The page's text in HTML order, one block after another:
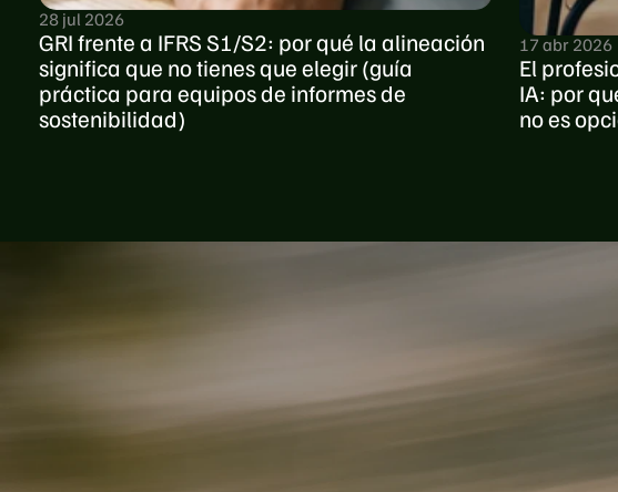
28 jul 2026
GRI frente a IFRS S1/S2: por qué la alineación
significa que no tienes que elegir (guía
práctica para equipos de informes de
sostenibilidad)
17 abr 2026
El
IA: por
no es
Séel